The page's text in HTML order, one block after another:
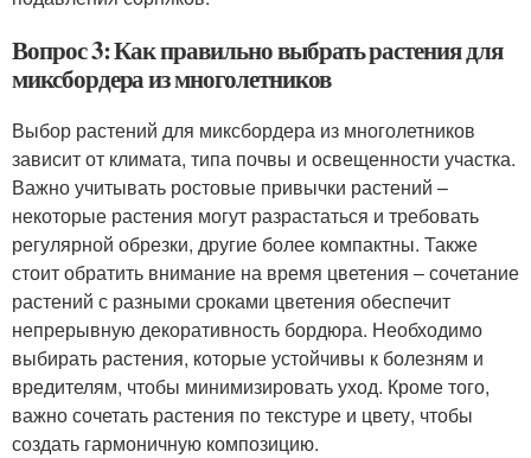
Вопрос 3: Как правильно выбрать растения для
миксбордера из многолетников
Выбор растений для миксбордера из многолетников
зависит от климата, типа почвы и освещенности участка.
Важно учитывать ростовые привычки растений –
некоторые растения могут разрастаться и требовать
регулярной обрезки, другие более компактны. Также
стоит обратить внимание на время цветения – сочетание
растений с разными сроками цветения обеспечит
непрерывную декоративность бордюра. Необходимо
выбирать растения, которые устойчивы к болезням и
вредителям, чтобы минимизировать уход. Кроме того,
важно сочетать растения по текстуре и цвету, чтобы
создать гармоничную композицию.